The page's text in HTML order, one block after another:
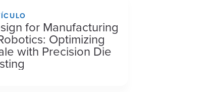
for Manufacturing
Optimizing
with Precision Die